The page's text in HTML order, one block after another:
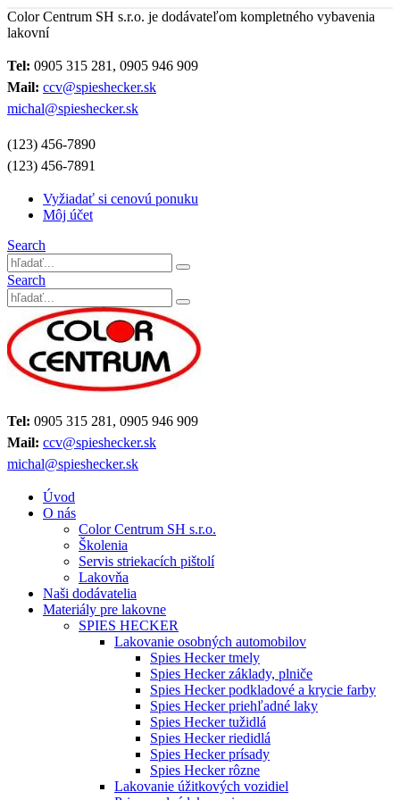
Color Centrum SH s.r.o. je dodávateľom kompletného vybavenia
lakovní
Tel: 0905 315 281, 0905 946 909
Mail: ccv@spieshecker.sk
michal@spieshecker.sk
(123) 456-7890
(123) 456-7891
Vyžiadať si cenovú ponuku
Môj účet
Search
Search
Tel: 0905 315 281, 0905 946 909
Mail: ccv@spieshecker.sk
michal@spieshecker.sk
Úvod
O nás
Color Centrum SH s.r.o.
Školenia
Servis striekacích pištolí
Lakovňa
Naši dodávatelia
Materiály pre lakovne
SPIES HECKER
Lakovanie osobných automobilov
Spies Hecker tmely
Spies Hecker základy, plniče
Spies Hecker podkladové a krycie farby
Spies Hecker priehľadné laky
Spies Hecker tužidlá
Spies Hecker riedidlá
Spies Hecker prísady
Spies Hecker rôzne
Lakovanie úžitkových vozidiel